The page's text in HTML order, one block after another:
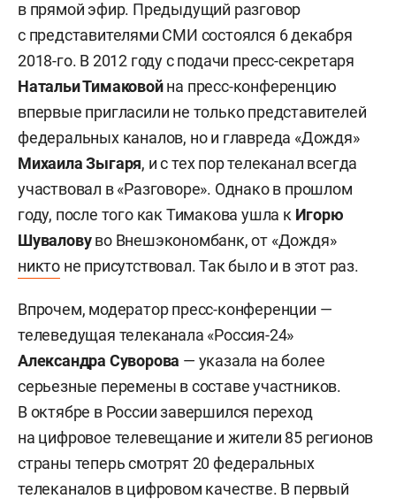
в прямой эфир. Предыдущий разговор
с представителями СМИ состоялся 6 декабря
2018-го. В 2012 году с подачи пресс-секретаря
Натальи Тимаковойна пресс-конференцию
впервые пригласили не только представителей
федеральных каналов, но и главреда «Дождя»
Михаила Зыгаря, и с тех пор телеканал всегда
участвовал в «Разговоре». Однако в прошлом
году, после того как Тимакова ушла к Игорю
Шуваловуво Внешэкономбанк, от «Дождя»
никто не присутствовал. Так было и в этот раз.
Впрочем, модератор пресс-конференции —
телеведущая телеканала «Россия-24»
Александра Суворова — указала на более
серьезные перемены в составе участников.
В октябре в России завершился переход
на цифровое телевещание и жители 85 регионов
страны теперь смотрят 20 федеральных
телеканалов в цифровом качестве. В первый